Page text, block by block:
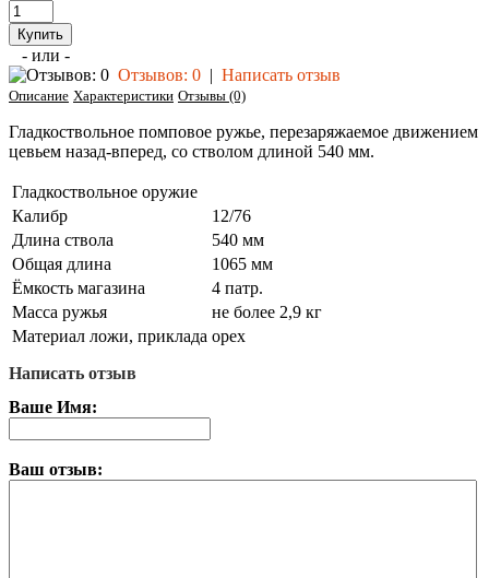
- или -
Отзывов: 0 | Написать отзыв
Описание Характеристики Отзывы (0)
Гладкоствольное помповое ружье, перезаряжаемое движением
цевьем назад-вперед, со стволом длиной 540 мм.
Гладкоствольное оружие
Калибр
12/76
Длина ствола
540 мм
Общая длина
1065 мм
Ёмкость магазина
4 патр.
Масса ружья
не более 2,9 кг
Материал ложи, приклада орех
Написать отзыв
Ваше Имя:
Ваш отзыв: